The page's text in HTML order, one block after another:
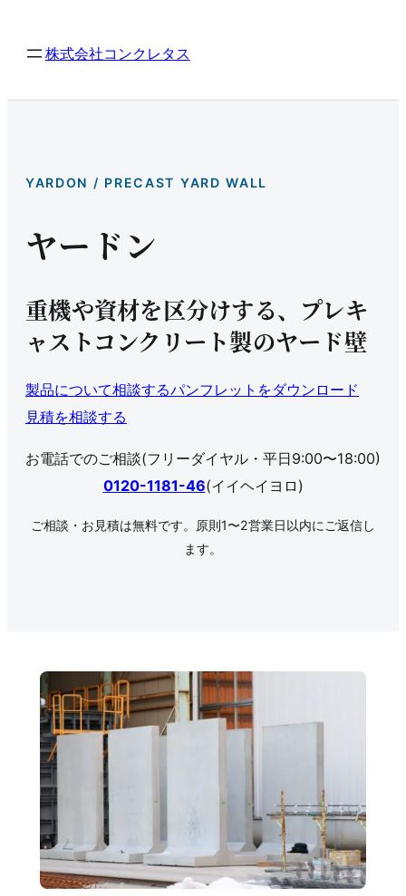
容
株式会社コンクレタス
YARDON / PRECAST YARD WALL
ヤードン
重機や資材を区分けする、プレキ
ャストコンクリート製のヤード壁
製品について相談するパンフレットをダウンロード
見積を相談する
お電話でのご相談(フリーダイヤル・平日9:00〜18:00)
0120-1181-46(イイヘイヨロ)
ご相談・お見積は無料です。原則1〜2営業日以内にご返信し
ます。